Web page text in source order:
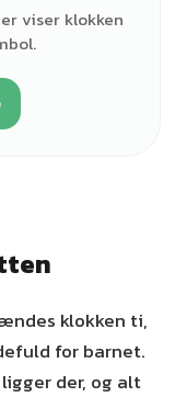
viser klokken
klokken ti,
for barnet.
der, og alt